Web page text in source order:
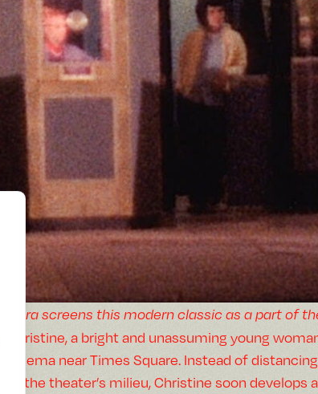
Flora screens this modern classic as a part of
Christine, a bright and unassuming young
cinema near Times Square. Instead of
of the theater’s milieu, Christine soon